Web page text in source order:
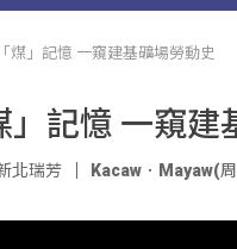
煤」記憶 一窺建基礦場勞動史
記憶 一窺建
北瑞芳 Kacaw．Mayaw(